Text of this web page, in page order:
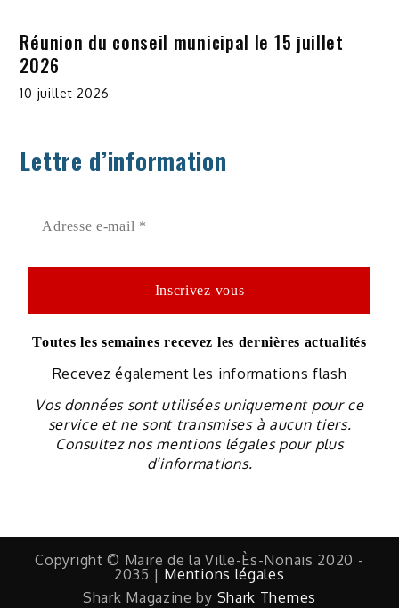
Réunion du conseil municipal le 15 juillet
2026
10 juillet 2026
Lettre d’information
Toutes les semaines recevez les dernières actualités
Recevez également les informations flash
Vos données sont utilisées uniquement pour ce
service et ne sont transmises à aucun tiers.
Consultez nos mentions légales pour plus
d’informations.
Copyright © Maire de la Ville-Ès-Nonais 2020 -
2035 | Mentions légales
Shark Magazine by Shark Themes